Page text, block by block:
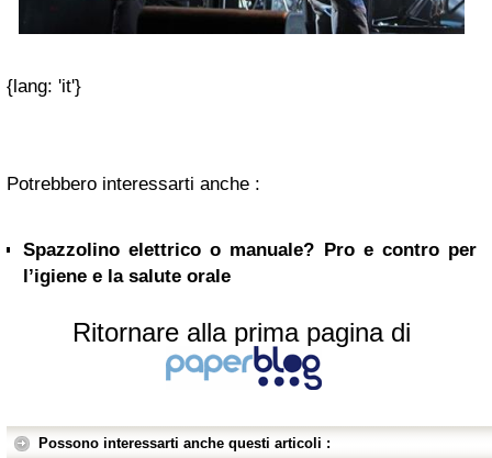
{lang: 'it'}
Potrebbero interessarti anche :
Spazzolino elettrico o manuale? Pro e contro per
l’igiene e la salute orale
Ritornare alla prima pagina di
Possono interessarti anche questi articoli :